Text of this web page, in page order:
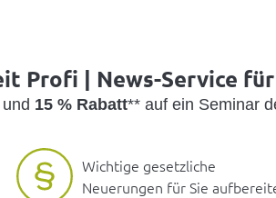
Profi | News-Service
15 % Rabatt** auf ein Seminar
Wichtige gesetzliche
Neuerungen für Sie